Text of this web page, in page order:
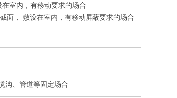
设在室内，有移动要求的场合
面， 敷设在室内，有移动屏蔽要求的场合
沟、管道等固定场合